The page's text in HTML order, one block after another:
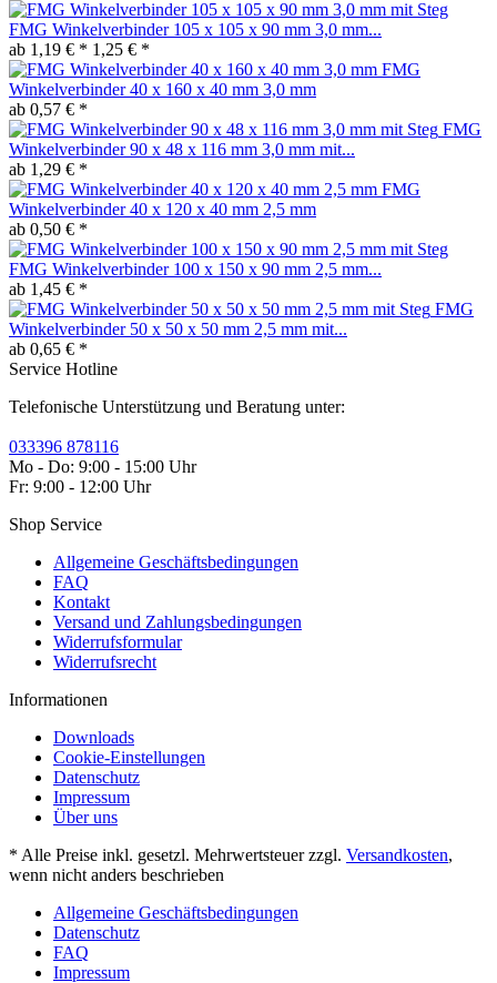
FMG Winkelverbinder 105 x 105 x 90 mm 3,0 mm...
ab 1,19 € * 1,25 € *
FMG
Winkelverbinder 40 x 160 x 40 mm 3,0 mm
ab 0,57 € *
FMG
Winkelverbinder 90 x 48 x 116 mm 3,0 mm mit...
ab 1,29 € *
FMG
Winkelverbinder 40 x 120 x 40 mm 2,5 mm
ab 0,50 € *
FMG Winkelverbinder 100 x 150 x 90 mm 2,5 mm...
ab 1,45 € *
FMG
Winkelverbinder 50 x 50 x 50 mm 2,5 mm mit...
ab 0,65 € *
Service Hotline
Telefonische Unterstützung und Beratung unter:
033396 878116
Mo - Do: 9:00 - 15:00 Uhr
Fr: 9:00 - 12:00 Uhr
Shop Service
Allgemeine Geschäftsbedingungen
FAQ
Kontakt
Versand und Zahlungsbedingungen
Widerrufsformular
Widerrufsrecht
Informationen
Downloads
Cookie-Einstellungen
Datenschutz
Impressum
Über uns
* Alle Preise inkl. gesetzl. Mehrwertsteuer zzgl. Versandkosten,
wenn nicht anders beschrieben
Allgemeine Geschäftsbedingungen
Datenschutz
FAQ
Impressum